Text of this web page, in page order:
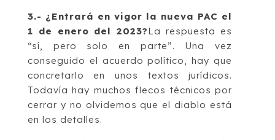
3.- ¿Entrará en vigor la nueva PAC el
1 de enero del 2023?La respuesta es
“sí, pero solo en parte”. Una vez
conseguido el acuerdo político, hay que
concretarlo en unos textos jurídicos.
Todavía hay muchos flecos técnicos por
cerrar y no olvidemos que el diablo está
en los detalles.